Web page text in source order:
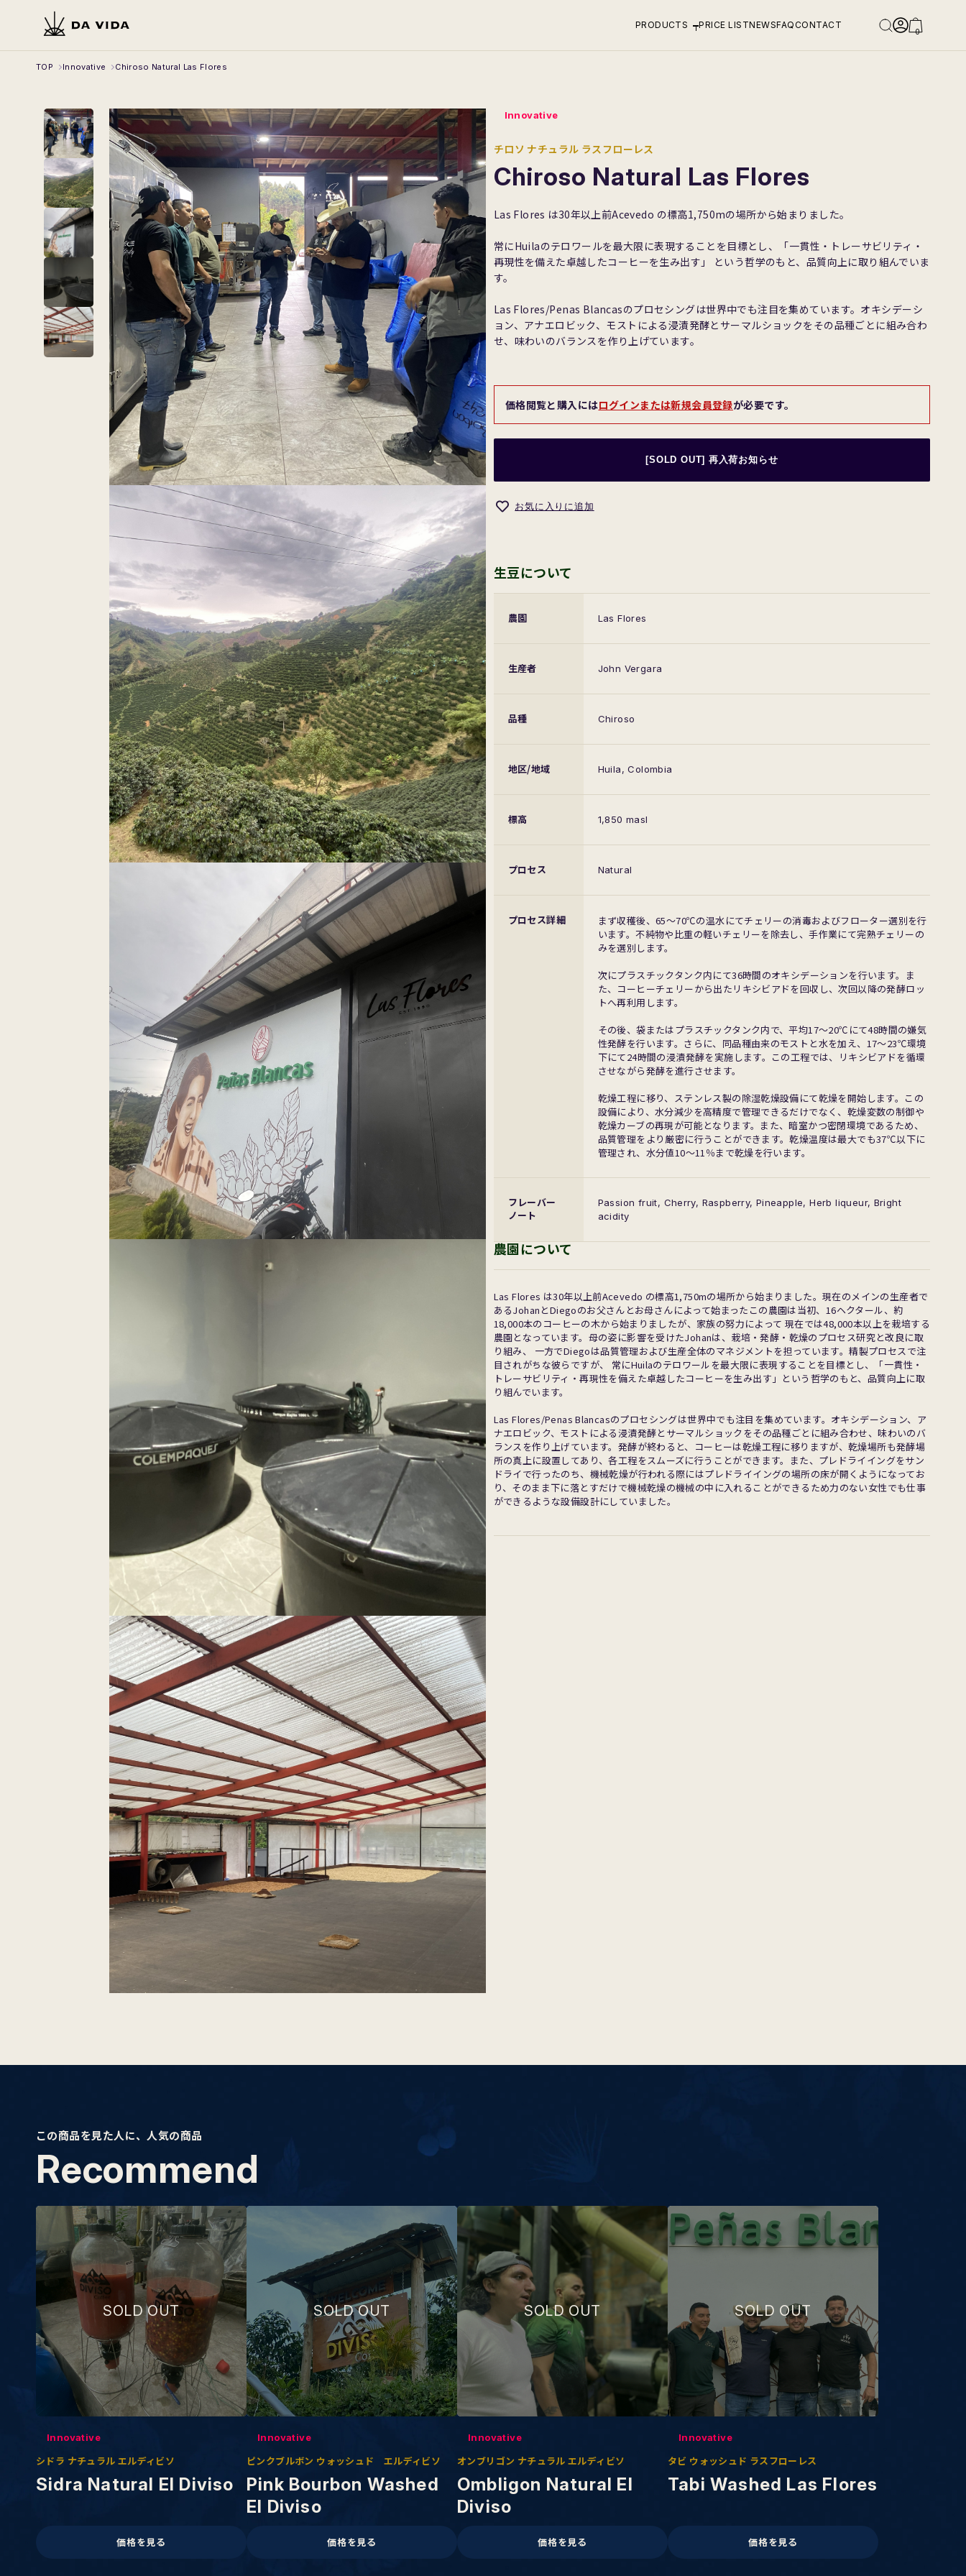
PRODUCTS PRICE LISTNEWSFAQCONTACT
0
TOP Innovative Chiroso Natural Las Flores
Innovative
チロソ ナチュラル ラスフローレス
Chiroso Natural Las Flores
Las Flores は30年以上前Acevedo の標高1,750mの場所から始まりました。
常にHuilaのテロワールを最大限に表現することを目標とし、「一貫性・トレーサビリティ・
再現性を備えた卓越したコーヒーを生み出す」 という哲学のもと、品質向上に取り組んでいま
す。
Las Flores/Penas Blancasのプロセシングは世界中でも注目を集めています。オキシデーシ
ョン、アナエロビック、モストによる浸漬発酵とサーマルショックをその品種ごとに組み合わ
せ、味わいのバランスを作り上げています。
価格閲覧と購入にはログインまたは新規会員登録が必要です。
[SOLD OUT] 再入荷お知らせ
お気に入りに追加
生豆について
農園 Las Flores
生産者 John Vergara
品種 Chiroso
地区/地域 Huila, Colombia
標高 1,850 masl
プロセス Natural
プロセス詳細
まず収穫後、65〜70℃の温水にてチェリーの消毒およびフローター選別を行
います。不純物や比重の軽いチェリーを除去し、手作業にて完熟チェリーの
みを選別します。
次にプラスチックタンク内にて36時間のオキシデーションを行います。ま
た、コーヒーチェリーから出たリキシビアドを回収し、次回以降の発酵ロッ
トへ再利用します。
その後、袋またはプラスチックタンク内で、平均17〜20℃にて48時間の嫌気
性発酵を行います。さらに、同品種由来のモストと水を加え、17〜23℃環境
下にて24時間の浸漬発酵を実施します。この工程では、リキシビアドを循環
させながら発酵を進行させます。
乾燥工程に移り、ステンレス製の除湿乾燥設備にて乾燥を開始します。この
設備により、水分減少を高精度で管理できるだけでなく、乾燥変数の制御や
乾燥カーブの再現が可能となります。また、暗室かつ密閉環境であるため、
品質管理をより厳密に行うことができます。乾燥温度は最大でも37℃以下に
管理され、水分値10〜11％まで乾燥を行います。
フレーバー
ノート
Passion fruit, Cherry, Raspberry, Pineapple, Herb liqueur, Bright
acidity
農園について
Las Flores は30年以上前Acevedo の標高1,750mの場所から始まりました。現在のメインの生産者で
あるJohanとDiegoのお父さんとお母さんによって始まったこの農園は当初、16ヘクタール、約
18,000本のコーヒーの木から始まりましたが、家族の努力によって 現在では48,000本以上を栽培する
農園となっています。母の姿に影響を受けたJohanは、栽培・発酵・乾燥のプロセス研究と改良に取
り組み、 一方でDiegoは品質管理および生産全体のマネジメントを担っています。精製プロセスで注
目されがちな彼らですが、 常にHuilaのテロワールを最大限に表現することを目標とし、「一貫性・
トレーサビリティ・再現性を備えた卓越したコーヒーを生み出す」という哲学のもと、品質向上に取
り組んでいます。
Las Flores/Penas Blancasのプロセシングは世界中でも注目を集めています。オキシデーション、ア
ナエロビック、モストによる浸漬発酵とサーマルショックをその品種ごとに組み合わせ、味わいのバ
ランスを作り上げています。発酵が終わると、コーヒーは乾燥工程に移りますが、乾燥場所も発酵場
所の真上に設置してあり、各工程をスムーズに行うことができます。また、プレドライイングをサン
ドライで行ったのち、機械乾燥が行われる際にはプレドライイングの場所の床が開くようになってお
り、そのまま下に落とすだけで機械乾燥の機械の中に入れることができるため力のない女性でも仕事
ができるような設備設計にしていました。
この商品を見た人に、人気の商品
Recommend
Innovative
シドラ ナチュラル エルディビソ
Sidra Natural El Diviso
価格を見る
Innovative
ピンクブルボン ウォッシュド エルディビソ
Pink Bourbon Washed
El Diviso
価格を見る
Innovative
オンブリゴン ナチュラル エルディビソ
Ombligon Natural El
Diviso
価格を見る
Innovative
タビ ウォッシュド ラスフローレス
Tabi Washed Las Flores
価格を見る